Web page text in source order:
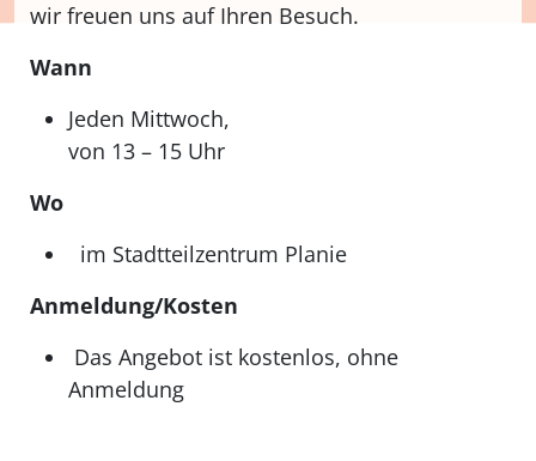
wir freuen uns auf Ihren Besuch.
Wann
Jeden Mittwoch,
von 13 – 15 Uhr
Wo
im Stadtteilzentrum Planie
Anmeldung/Kosten
Das Angebot ist kostenlos, ohne
Anmeldung